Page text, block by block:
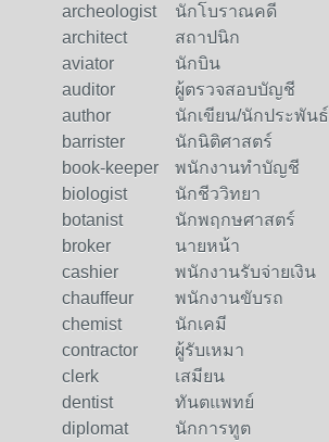
archeologist
นักโบราณคดี
architect
สถาปนิก
aviator
นักบิน
auditor
ผู้ตรวจสอบบัญชี
author
นักเขียน/นักประพันธ์
barrister
นักนิติศาสตร์
book-keeper
พนักงานทำบัญชี
biologist
นักชีววิทยา
botanist
นักพฤกษศาสตร์
broker
นายหน้า
cashier
พนักงานรับจ่ายเงิน
chauffeur
พนักงานขับรถ
chemist
นักเคมี
contractor
ผู้รับเหมา
clerk
เสมียน
dentist
ทันตแพทย์
diplomat
นักการทูต